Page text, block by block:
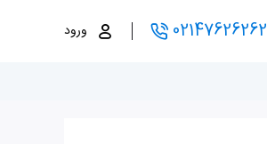
02147626262 ورود